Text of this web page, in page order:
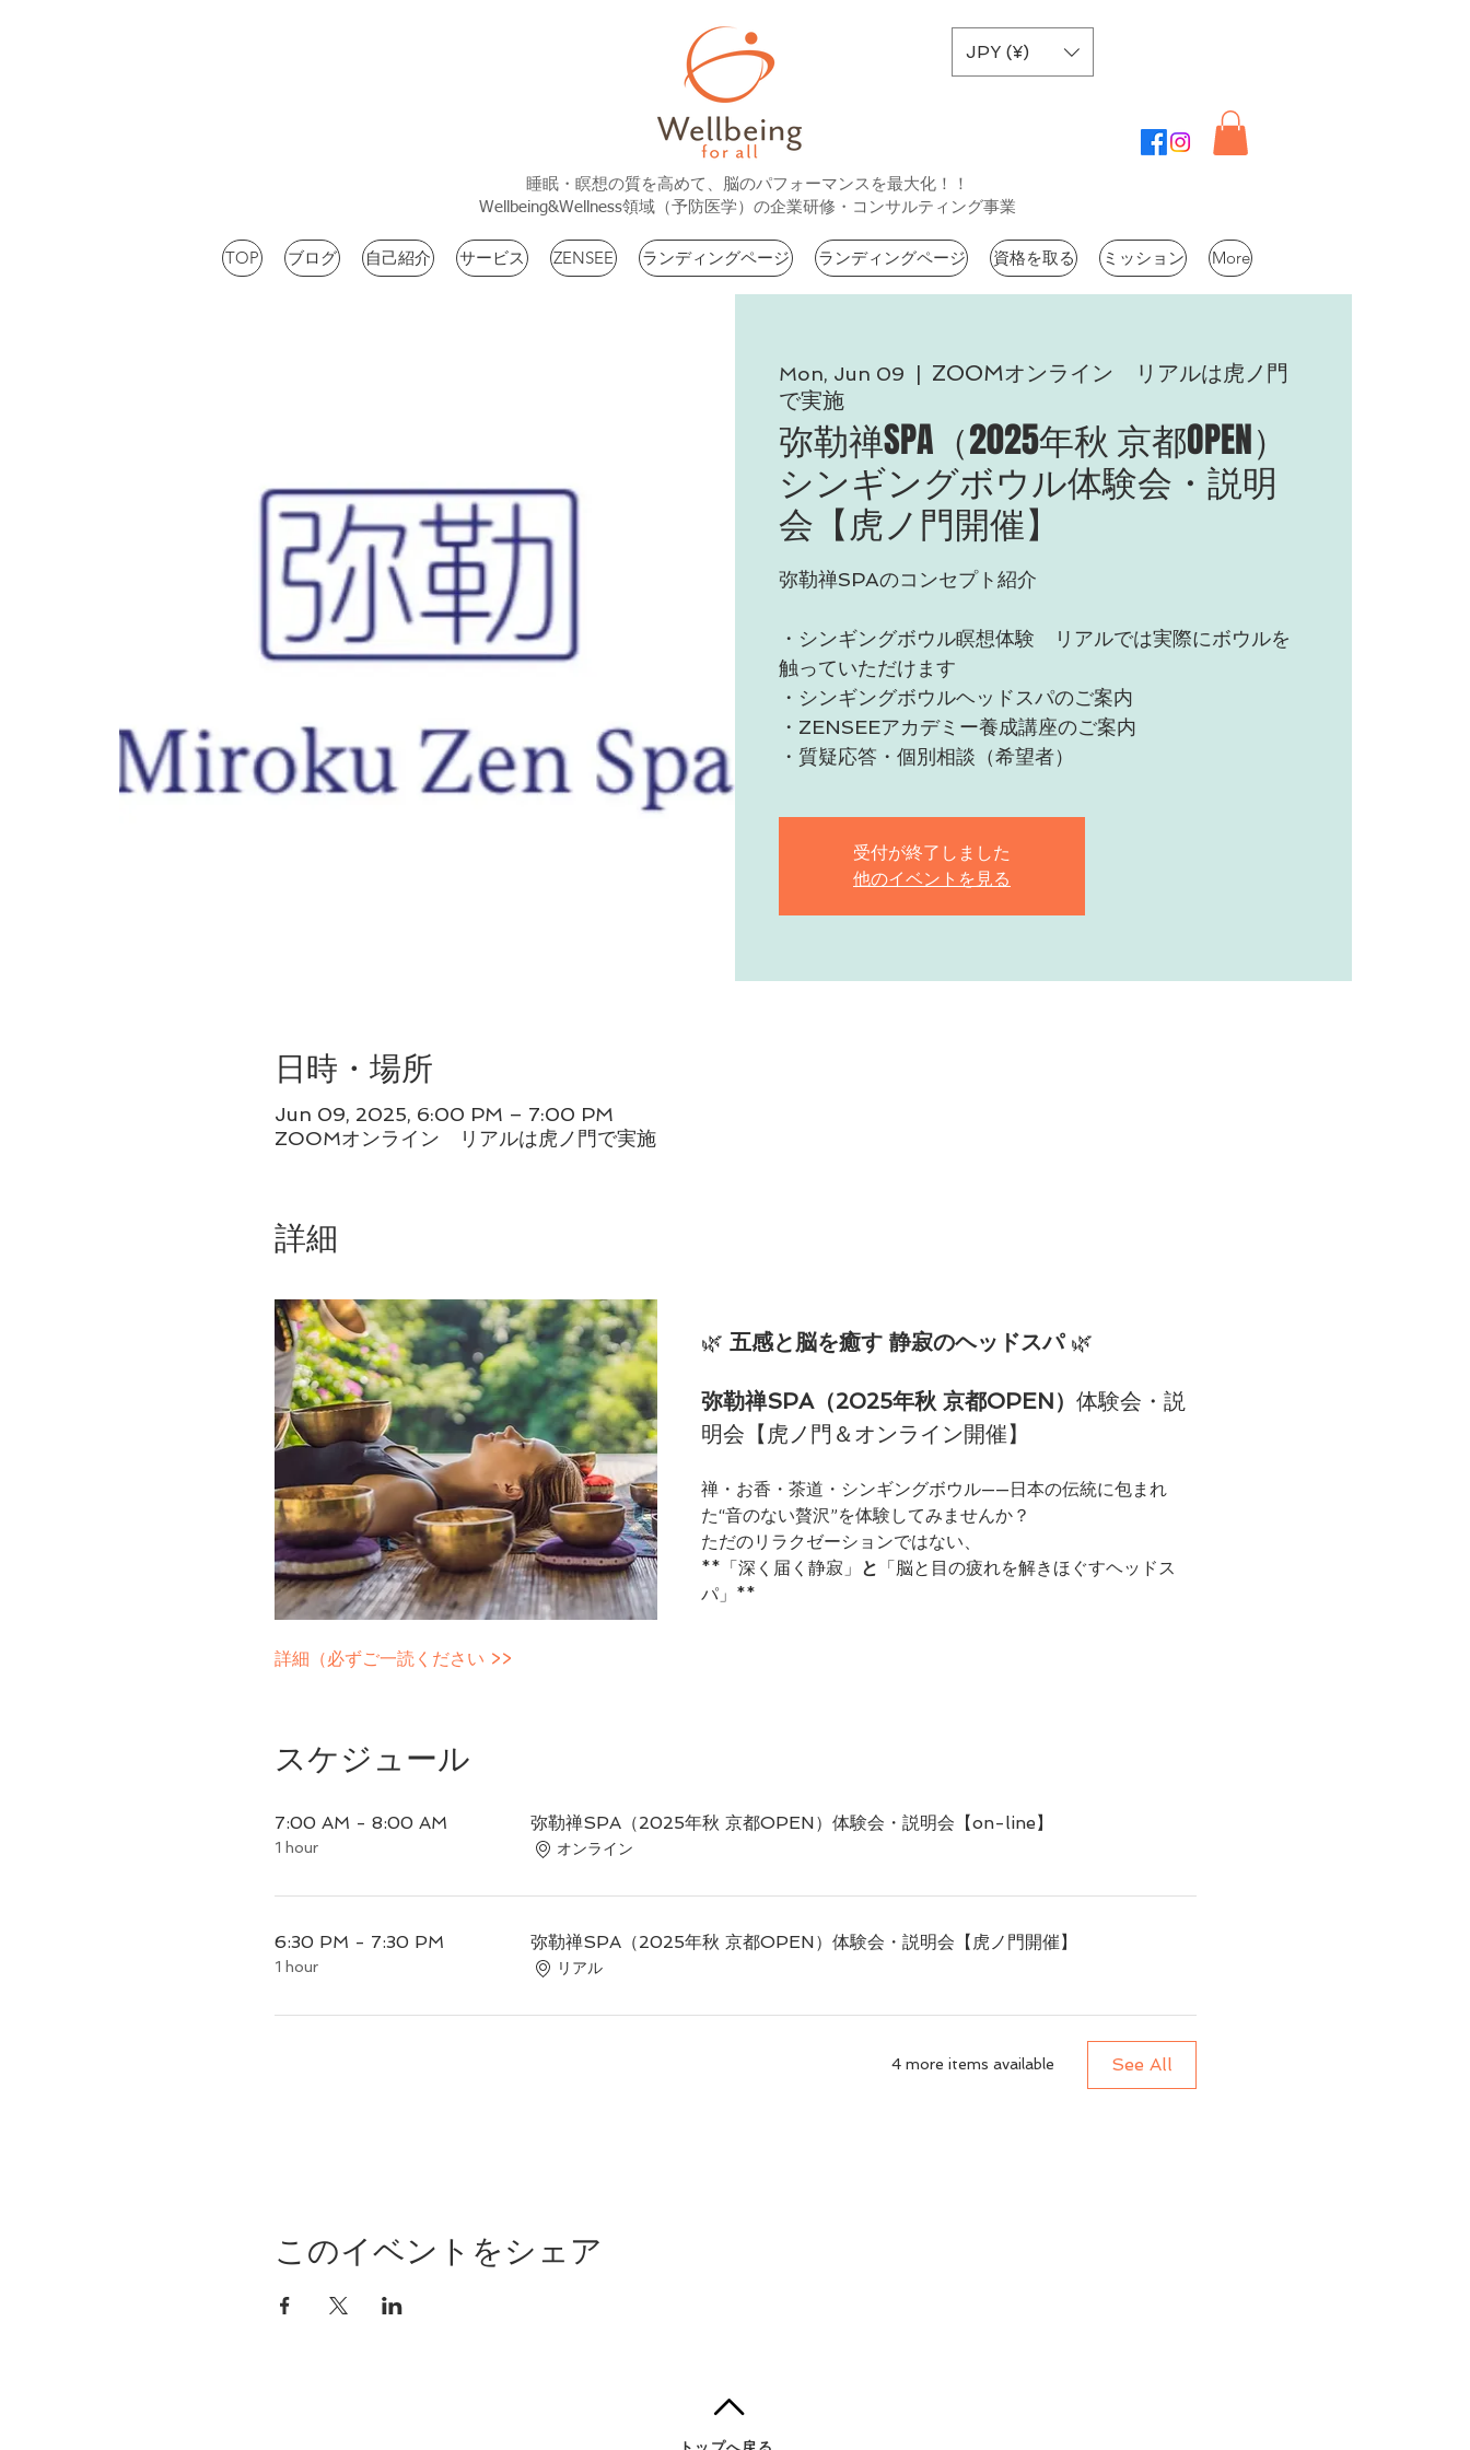
JPY (¥)
睡眠・瞑想の質を高めて、脳のパフォーマンスを最大化！！
Wellbeing&Wellness領域（予防医学）の企業研修・コンサルティング事業
TOP ブログ 自己紹介 サービス ZENSEE ランディングページ ランディングページ 資格を取る ミッション More
Mon, Jun 09
  |
ZOOMオンライン リアルは虎ノ門
で実施
弥勒禅SPA（2025年秋 京都OPEN）
シンギングボウル体験会・説明
会【虎ノ門開催】
弥勒禅SPAのコンセプト紹介
・シンギングボウル瞑想体験 リアルでは実際にボウルを
触っていただけます
・シンギングボウルヘッドスパのご案内
・ZENSEEアカデミー養成講座のご案内
・質疑応答・個別相談（希望者）
受付が終了しました
他のイベントを見る
日時・場所
Jun 09, 2025, 6:00 PM – 7:00 PM
ZOOMオンライン リアルは虎ノ門で実施
詳細
🌿 五感と脳を癒す 静寂のヘッドスパ 🌿
弥勒禅SPA（2025年秋 京都OPEN） 体験会・説
明会【虎ノ門＆オンライン開催】
禅・お香・茶道・シンギングボウル——日本の伝統に包まれ
た“音のない贅沢”を体験してみませんか？
ただのリラクゼーションではない、
**「深く届く静寂」 と 「脳と目の疲れを解きほぐすヘッドス
パ」**
詳細（必ずご一読ください >>
スケジュール
7:00 AM - 8:00 AM
1 hour
弥勒禅SPA（2025年秋 京都OPEN）体験会・説明会【on-line】
オンライン
6:30 PM - 7:30 PM
1 hour
弥勒禅SPA（2025年秋 京都OPEN）体験会・説明会【虎ノ門開催】
リアル
4 more items available See All
このイベントをシェア